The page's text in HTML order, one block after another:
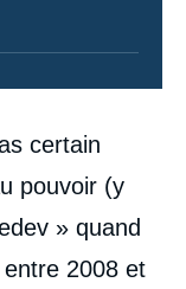
certain
pouvoir (y
» quand
2008 et